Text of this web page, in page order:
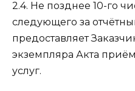
2.4. Не позднее 10-го
следующего за
предоставляет
экземпляра Акта
услуг.